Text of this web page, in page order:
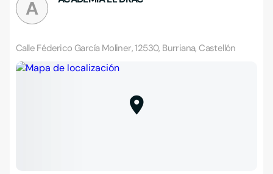
A
Calle Féderico García Moliner, 12530, Burriana, Castellón